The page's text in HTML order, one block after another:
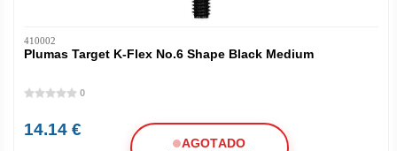
410002
Plumas Target K-Flex No.6 Shape Black Medium
0
14.14 €
AGOTADO